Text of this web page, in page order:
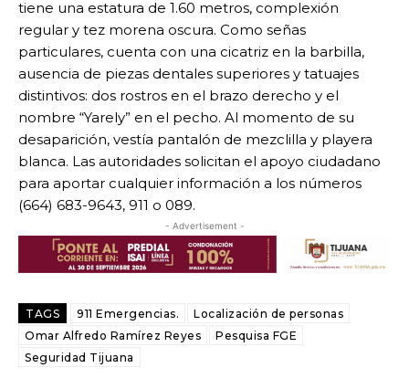
tiene una estatura de 1.60 metros, complexión
regular y tez morena oscura. Como señas
particulares, cuenta con una cicatriz en la barbilla,
ausencia de piezas dentales superiores y tatuajes
distintivos: dos rostros en el brazo derecho y el
nombre “Yarely” en el pecho. Al momento de su
desaparición, vestía pantalón de mezclilla y playera
blanca. Las autoridades solicitan el apoyo ciudadano
para aportar cualquier información a los números
(664) 683-9643, 911 o 089.
- Advertisement -
TAGS 911 Emergencias.
Localización de personas
Omar Alfredo Ramírez Reyes
Pesquisa FGE
Seguridad Tijuana